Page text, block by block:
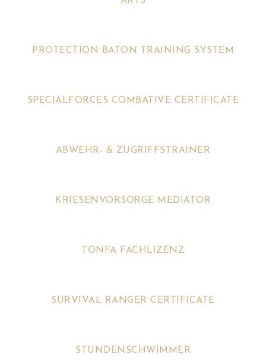
PROTECTION BATON TRAINING SYSTEM
SPECIALFORCES COMBATIVE CERTIFICATE
ABWEHR- & ZUGRIFFSTRAINER
KRIESENVORSORGE MEDIATOR
TONFA FACHLIZENZ
SURVIVAL RANGER CERTIFICATE
STUNDENSCHWIMMER